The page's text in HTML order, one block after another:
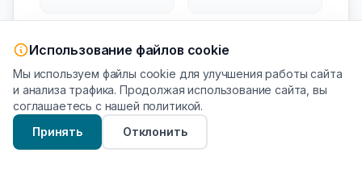
NA
Намибия
Использование файлов cookie
Мы используем файлы cookie для улучшения работы сайта
и анализа трафика. Продолжая использование сайта, вы
соглашаетесь с нашей политикой.
Принять
Отклонить